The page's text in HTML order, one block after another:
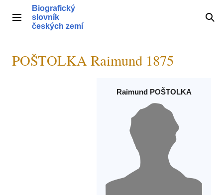
obsahHlavní menu
Biografický
slovník
českých zemí
POŠTOLKA Raimund 1875
Raimund POŠTOLKA